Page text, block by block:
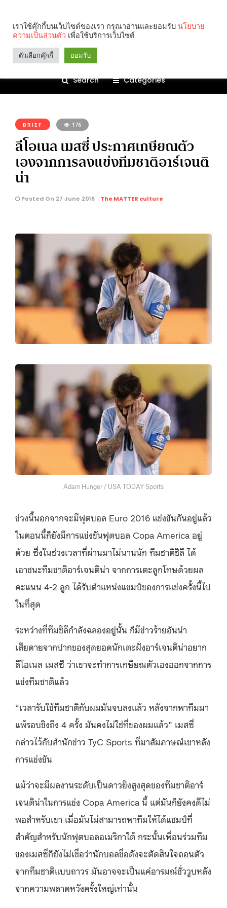
Search Categories
BRIEF 176
ลีโอเนล เมสซี่ ประกาศเกษียณตัว
เองจากการลงแข่งทีมชาติอาร์เจนติ
น่า
Posted On 27 June 2016 The MATTER culture
Adam Hunger / USA TODAY Sports
ช่วงนี้นอกจากจะมีฟุตบอล Euro 2016 แข่งขันกันอยู่แล้ว
ในตอนนี้ก็ยังมีการแข่งขันฟุตบอล Copa America อยู่
ด้วย ซึ่งในช่วงเวลาที่ผ่านมาไม่นานนัก ทีมชาติชิลี ได้
เอาชนะทีมชาติอาร์เจนติน่า จากการเตะลูกโทษด้วยผล
คะแนน 4-2 ลูก ได้รับตำแหน่งแชมป์ของการแข่งครั้งนี้ไป
ในที่สุด
ระหว่างที่ทีมชิลีกำลังฉลองอยู่นั้น ก็มีข่าวร้ายอันน่า
เสียดายจากปากของสุดยอดนักเตะฝั่งอาร์เจนติน่าอยาก
ลีโอเนล เมสซี ว่าเขาจะทำการเกษียณตัวเองออกจากการ
แข่งทีมชาติแล้ว
“เวลารับใช้ทีมชาติกับผมมันจบลงแล้ว หลังจากพาทีมมา
แพ้รอบชิงถึง 4 ครั้ง มันคงไม่ใช่ที่ของผมแล้ว” เมสซี่
กล่าวไว้กับสำนักข่าว TyC Sports ที่มาสัมภาษณ์เขาหลัง
การแข่งขัน
แม้ว่าจะมีผลงานระดับเป็นดาวยิงสูงสุดของทีมชาติอาร์
เจนติน่าในการแข่ง Copa America นี้ แต่มันก็ยังคงดีไม่
พอสำหรับเขา เมื่อมันไม่สามารถพาทีมให้ได้แชมป์ที่
สำคัญสำหรับนักฟุตบอลอเมริกาใต้ กระนั้นเพื่อนร่วมทีม
ของเมสซี่ก็ยังไม่เชื่อว่านักบอลชื่อดังจะตัดสินใจถอนตัว
จากทีมชาติแบบถาวร มันอาจจะเป็นแค่อารมณ์ชั่ววูบหลัง
จากความพลาดหวังครั้งใหญ่เท่านั้น
เราใช้คุ๊กกี้บนเว็บไซต์ของเรา กรุณาอ่านและยอมรับ นโยบาย
ความเป็นส่วนตัว เพื่อใช้บริการเว็บไซต์
ตัวเลือกคุ๊กกี้ ยอมรับ